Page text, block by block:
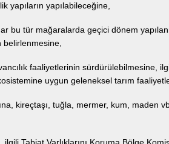
yapıların yapılabileceğine,
bu tür mağaralarda geçici dönem
belirlenmesine,
faaliyetlerinin sürdürülebilmesine,
uygun geleneksel tarım
kireçtaşı, tuğla, mermer, kum, maden